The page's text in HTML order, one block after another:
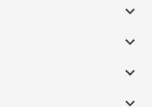


